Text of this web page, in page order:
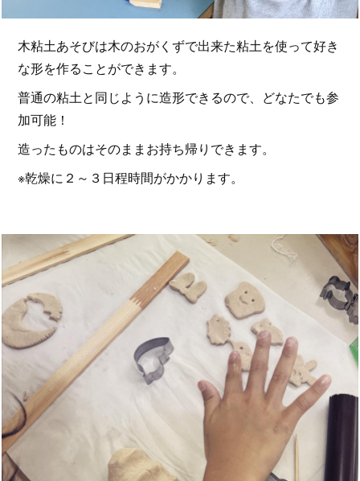
木粘土あそびは木のおがくずで出来た粘土を使って好き
な形を作ることができます。
普通の粘土と同じように造形できるので、どなたでも参
加可能！
造ったものはそのままお持ち帰りできます。
※乾燥に２～３日程時間がかかります。